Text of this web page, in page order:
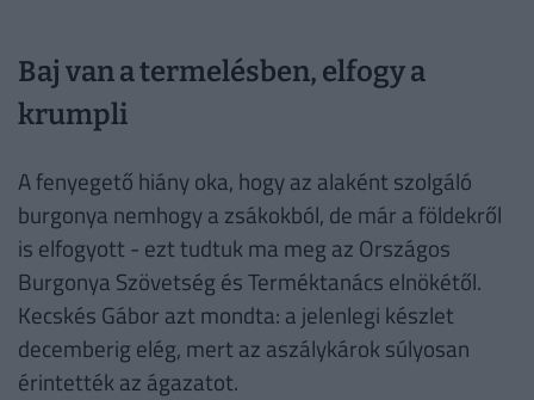
Baj van a termelésben, elfogy a
krumpli
A fenyegető hiány oka, hogy az alaként szolgáló
burgonya nemhogy a zsákokból, de már a földekről
is elfogyott - ezt tudtuk ma meg az Országos
Burgonya Szövetség és Terméktanács elnökétől.
Kecskés Gábor azt mondta: a jelenlegi készlet
decemberig elég, mert az aszálykárok súlyosan
érintették az ágazatot.